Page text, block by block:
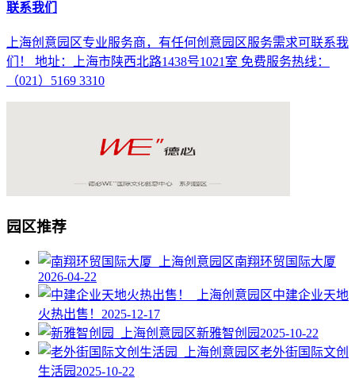
联系我们
上海创意园区专业服务商，有任何创意园区服务需求可联系我
们！ 地址：上海市陕西北路1438号1021室 免费服务热线：
（021）5169 3310
园区推荐
南翔环贸国际大厦
2026-04-22
中建企业天地
火热出售！ 2025-12-17
新雅智创园 2025-10-22
老外街国际文创
生活园 2025-10-22